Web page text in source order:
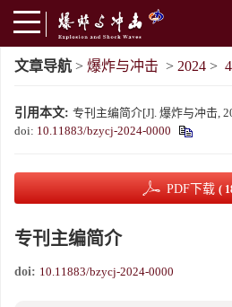
文章导航 > 爆炸与冲击 > 2024 >
引用本文: 专刊主编简介[J]. 爆炸与冲击,
doi: 10.11883/bzycj-2024-0000
PDF下载 (
专刊主编简介
doi: 10.11883/bzycj-2024-0000